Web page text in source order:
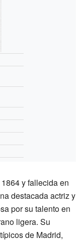
y fallecida en
destacada actriz y
por su talento en
ligera. Su
de Madrid,